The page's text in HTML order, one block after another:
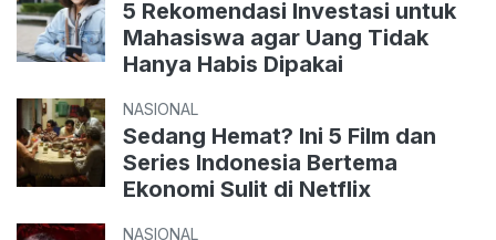
5 Rekomendasi Investasi untuk
Mahasiswa agar Uang Tidak
Hanya Habis Dipakai
NASIONAL
Sedang Hemat? Ini 5 Film dan
Series Indonesia Bertema
Ekonomi Sulit di Netflix
NASIONAL